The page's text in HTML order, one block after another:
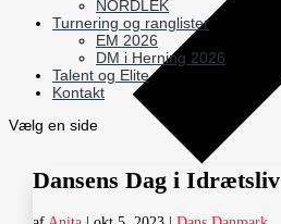
NORDLEK
Turnering og ranglister
EM 2026
DM i Herning 2026
Talent og Elite
Kontakt
Vælg en side
Dansens Dag i Idrætsliv